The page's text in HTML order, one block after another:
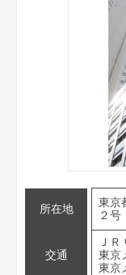
所在地
東京
２号
交通
Ｊ
東京
東京